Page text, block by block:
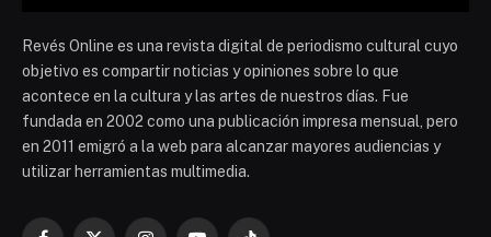
Revés Online es una revista digital de periodismo cultural cuyo
objetivo es compartir noticias y opiniones sobre lo que
acontece en la cultura y las artes de nuestros días. Fue
fundada en 2002 como una publicación impresa mensual, pero
en 2011 emigró a la web para alcanzar mayores audiencias y
utilizar herramientas multimedia.